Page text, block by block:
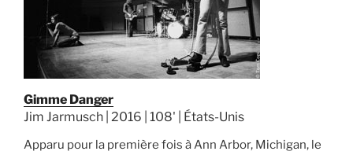
Gimme Danger
Jim Jarmusch | 2016 | 108' | États-Unis
Apparu pour la première fois à Ann Arbor, Michigan, le